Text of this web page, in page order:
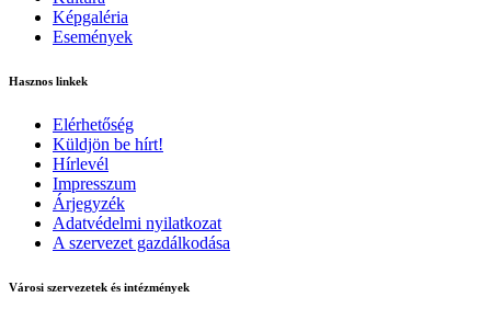
Képgaléria
Események
Hasznos linkek
Elérhetőség
Küldjön be hírt!
Hírlevél
Impresszum
Árjegyzék
Adatvédelmi nyilatkozat
A szervezet gazdálkodása
Városi szervezetek és intézmények